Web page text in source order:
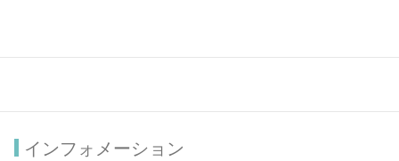
水辺と都市の景色を楽しむにも格好の場所です。
インフォメーション